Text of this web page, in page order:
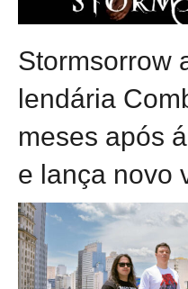
Stormsorrow
lendária
meses após
e lança novo